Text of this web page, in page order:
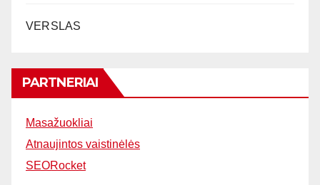
VERSLAS
PARTNERIAI
Masažuokliai
Atnaujintos vaistinėlės
SEORocket